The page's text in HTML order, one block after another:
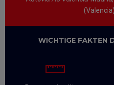
WICHTIGE FAKTEN